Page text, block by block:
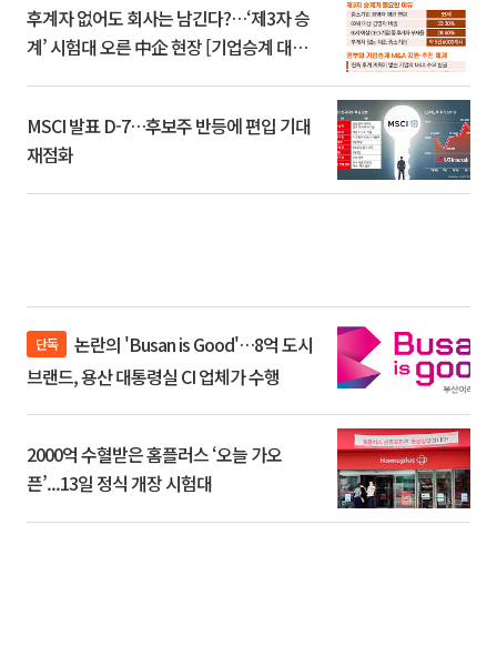
후계자 없어도 회사는 남긴다?…‘제3자 승
계’ 시험대 오른 中企 현장 [기업승계 대전
MSCI 발표 D-7…후보주 반등에 편입 기대
재점화
단독
브랜드, 용산 대통령실 CI 업체가 수행
2000억 수혈받은 홈플러스 ‘오늘 가오
픈’...13일 정식 개장 시험대